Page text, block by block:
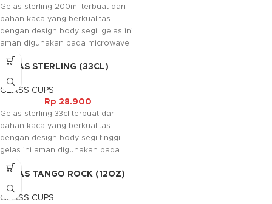
Gelas sterling 200ml terbuat dari
bahan kaca yang berkualitas
dengan design body segi, gelas ini
aman digunakan pada microwave
dengan suhu maximal 60c dan
aman digunakan pada mesin
pencuci piring elektrik.
GELAS STERLING (33CL)
GLASS CUPS
Rp 28.900
Gelas sterling 33cl terbuat dari
bahan kaca yang berkualitas
dengan design body segi tinggi,
gelas ini aman digunakan pada
microwave dengan suhu maximal
60c dan aman digunakan pada
mesin pencuci piring elektrik.
GELAS TANGO ROCK (12OZ)
GLASS CUPS